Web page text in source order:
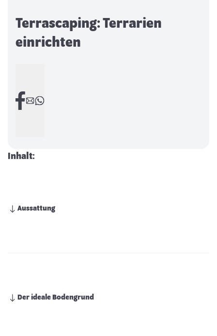
Terrascaping: Terrarien
einrichten
Inhalt:
Aussattung
Der ideale Bodengrund